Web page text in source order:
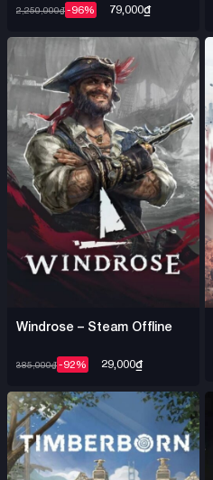
+ Việt Hóa – Steam Offline
2,250,000₫-96% 79,000₫
Windrose – Steam Offline
385,000₫-92% 29,000₫